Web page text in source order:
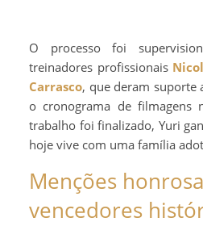
O processo foi
treinadores profissionais
Carrasco, que deram suporte
o cronograma de filmagens
trabalho foi finalizado, Yuri
hoje vive com uma família
Menções
vencedores